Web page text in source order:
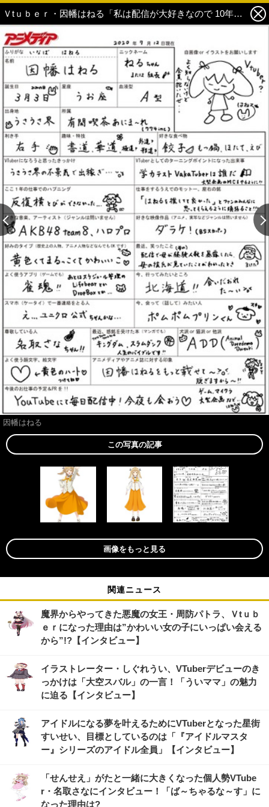
Ｖtｕｂｅｒ・因幡はねる「私は配信が大好きなので 10年経ってもきっと同じように 活動していると思います！」【インタビュー】 3枚目の写真・画像
因幡はねる
この写真の記事
画像をもっと見る
関連ニュース
魔界からやってきた悪魔の女王・周防パトラ、Ｖtｕｂ
ｅｒになった理由は”かわいい女の子にいっぱい会える
から”!?【インタビュー】
イラストレーター・しぐれうい、VTuberデビューのき
っかけは「大空スバル」の一言！「ういママ」の魅力
に迫る【インタビュー】
アイドルになる夢を叶えるためにVTuberとなった星街
すいせい、目標としているのは「『アイドルマスタ
ー』シリーズのアイドル全員」【インタビュー】
「せんせえ」がたと一緒に大きくなった個人勢VTube
r・名取さなにインタビュー！「ば～ちゃるな～す」に
なった理由は?